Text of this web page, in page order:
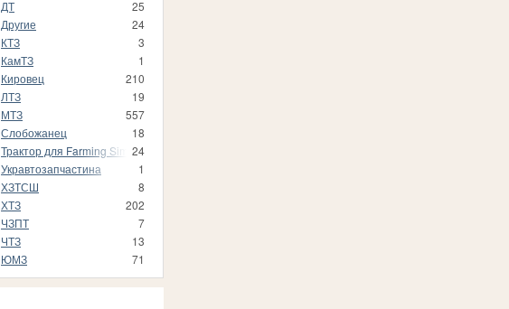
ДТ
25
Другие
24
КТЗ
3
КамТЗ
1
Кировец
210
ЛТЗ
19
МТЗ
557
Слобожанец
18
Трактор для Farming Simulator 19
24
Укравтозапчастина
1
ХЗТСШ
8
ХТЗ
202
ЧЗПТ
7
ЧТЗ
13
ЮМЗ
71